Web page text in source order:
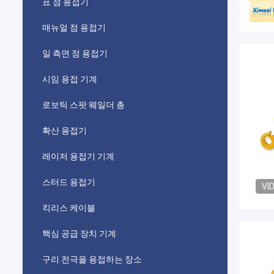
매뉴얼 점 용접기
일 측면 점 용접기
시임 용접 기계
로보틱 스팟 웨일더 총
확산 용접기
레이저 용접기 기계
스터드 용접기
킥리스 케이블
핵심 공급 장치 기계
구리 전극을 용접하는 장소